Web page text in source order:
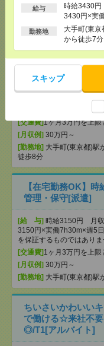
給与
時給3430
3430円×実
5h ※月収例
ません。
勤務地
大手町(東京
から徒歩7分
スキップ
[月収例]30万円～
大手町(東京都)駅
徒歩7分
【在宅勤務OK】時
[給 与]時給3100円 月
3100円×実働7h30m×週5
を保証するものではあり
[交通費]1ヶ月3万円を上限
[月収例] 30万円～
[勤務地] 大手町(東京都)駅
徒歩8分
【在宅勤務OK】
管理・保守[派遣]
[給 与] 時給3150円 月
3150円×実働7h30m×週5
を保証するものではありま
[交通費] 1ヶ月3万円を上限
[月収例] 30万円～
[勤務地] 大手町(東京都)駅
ちいさいかわいい
で働ける☆来社不
◎/T1[アルバイト]